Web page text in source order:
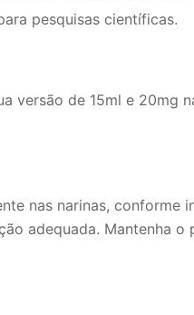
pesquisas científicas.
versão de 15ml e 20mg
nas narinas,
adequada. Mantenha